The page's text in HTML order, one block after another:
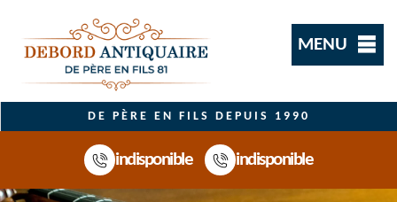
MENU
DE PÈRE EN FILS DEPUIS 1990
indisponible indisponible